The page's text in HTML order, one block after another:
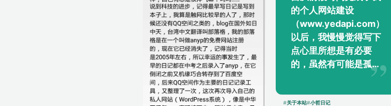
的个人网站建设
（www.yedapi.com）
以后，我慢慢觉得写下
点心里所想是有必要
的，虽然有可能是孤芳
自赏，但也趣味颇多。
关于本站 小哲日记